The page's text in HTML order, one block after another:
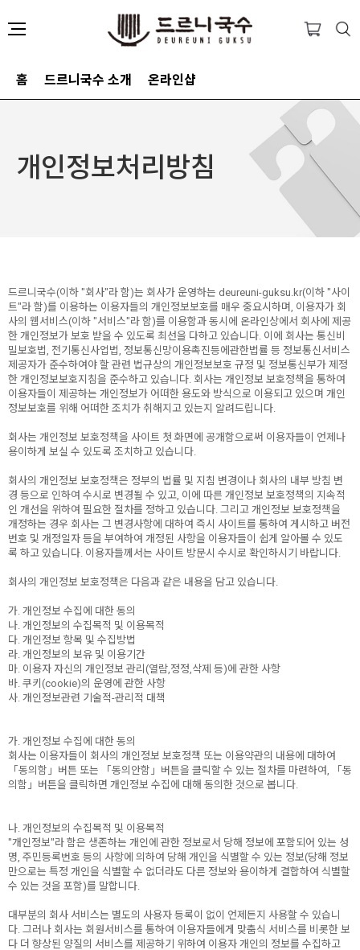
홈 드르니국수 소개 온라인샵
개인정보처리방침
드르니국수(이하 "회사"라 함)는 회사가 운영하는 deureuni-guksu.kr(이하 "사이
트"라 함)를 이용하는 이용자들의 개인정보보호를 매우 중요시하며, 이용자가 회
사의 웹서비스(이하 "서비스"라 함)를 이용함과 동시에 온라인상에서 회사에 제공
한 개인정보가 보호 받을 수 있도록 최선을 다하고 있습니다. 이에 회사는 통신비
밀보호법, 전기통신사업법, 정보통신망이용촉진등에관한법률 등 정보통신서비스
제공자가 준수하여야 할 관련 법규상의 개인정보보호 규정 및 정보통신부가 제정
한 개인정보보호지침을 준수하고 있습니다. 회사는 개인정보 보호정책을 통하여
이용자들이 제공하는 개인정보가 어떠한 용도와 방식으로 이용되고 있으며 개인
정보보호를 위해 어떠한 조치가 취해지고 있는지 알려드립니다.
회사는 개인정보 보호정책을 사이트 첫 화면에 공개함으로써 이용자들이 언제나
용이하게 보실 수 있도록 조치하고 있습니다.
회사의 개인정보 보호정책은 정부의 법률 및 지침 변경이나 회사의 내부 방침 변
경 등으로 인하여 수시로 변경될 수 있고, 이에 따른 개인정보 보호정책의 지속적
인 개선을 위하여 필요한 절차를 정하고 있습니다. 그리고 개인정보 보호정책을
개정하는 경우 회사는 그 변경사항에 대하여 즉시 사이트를 통하여 게시하고 버전
번호 및 개정일자 등을 부여하여 개정된 사항을 이용자들이 쉽게 알아볼 수 있도
록 하고 있습니다. 이용자들께서는 사이트 방문시 수시로 확인하시기 바랍니다.
회사의 개인정보 보호정책은 다음과 같은 내용을 담고 있습니다.
가. 개인정보 수집에 대한 동의
나. 개인정보의 수집목적 및 이용목적
다. 개인정보 항목 및 수집방법
라. 개인정보의 보유 및 이용기간
마. 이용자 자신의 개인정보 관리(열람,정정,삭제 등)에 관한 사항
바. 쿠키(cookie)의 운영에 관한 사항
사. 개인정보관련 기술적-관리적 대책
가. 개인정보 수집에 대한 동의
회사는 이용자들이 회사의 개인정보 보호정책 또는 이용약관의 내용에 대하여
「동의함」버튼 또는 「동의안함」버튼을 클릭할 수 있는 절차를 마련하여, 「동
의함」버튼을 클릭하면 개인정보 수집에 대해 동의한 것으로 봅니다.
나. 개인정보의 수집목적 및 이용목적
"개인정보"라 함은 생존하는 개인에 관한 정보로서 당해 정보에 포함되어 있는 성
명, 주민등록번호 등의 사항에 의하여 당해 개인을 식별할 수 있는 정보(당해 정보
만으로는 특정 개인을 식별할 수 없더라도 다른 정보와 용이하게 결합하여 식별할
수 있는 것을 포함)를 말합니다.
대부분의 회사 서비스는 별도의 사용자 등록이 없이 언제든지 사용할 수 있습니
다. 그러나 회사는 회원서비스를 통하여 이용자들에게 맞춤식 서비스를 비롯한 보
다 더 향상된 양질의 서비스를 제공하기 위하여 이용자 개인의 정보를 수집하고